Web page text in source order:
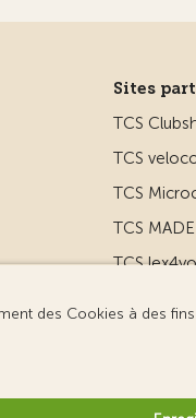
Sites
TCS
TCS
TCS
TCS
TCS